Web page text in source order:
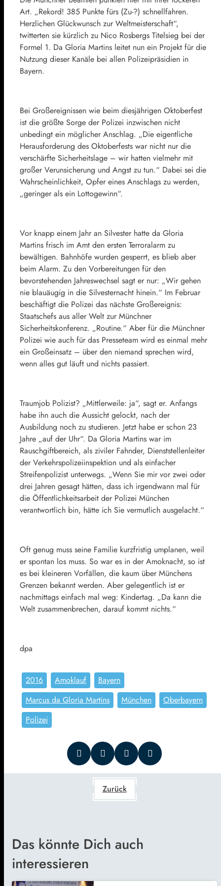
Art. „Rekord! 385 Punkte fürs (Zu-?) schnellfahren.
Herzlichen Glückwunsch zur Weltmeisterschaft“,
twitterten sie kürzlich zu Nico Rosbergs Titelsieg bei der
Formel 1. Da Gloria Martins leitet nun ein Projekt für die
Nutzung dieser Kanäle bei allen Polizeipräsidien in
Bayern.
Bei Großereignissen wie beim diesjährigen Oktoberfest
ist die größte Sorge der Polizei inzwischen nicht
unbedingt ein möglicher Anschlag. „Die eigentliche
Herausforderung des Oktoberfests war nicht nur die
verschärfte Sicherheitslage – wir hatten vielmehr mit
großer Verunsicherung und Angst zu tun.“ Dabei sei die
Wahrscheinlichkeit, Opfer eines Anschlags zu werden,
„geringer als ein Lottogewinn“.
Vor knapp einem Jahr an Silvester hatte da Gloria
Martins frisch im Amt den ersten Terroralarm zu
bewältigen. Bahnhöfe wurden gesperrt, es blieb aber
beim Alarm. Zu den Vorbereitungen für den
bevorstehenden Jahreswechsel sagt er nur: „Wir gehen
nie blauäugig in die Silvesternacht hinein.“ Im Februar
beschäftigt die Polizei das nächste Großereignis:
Staatschefs aus aller Welt zur Münchner
Sicherheitskonferenz. „Routine.“ Aber für die Münchner
Polizei wie auch für das Presseteam wird es einmal mehr
ein Großeinsatz – über den niemand sprechen wird,
wenn alles gut läuft und nichts passiert.
Traumjob Polizist? „Mittlerweile: ja“, sagt er. Anfangs
habe ihn auch die Aussicht gelockt, nach der
Ausbildung noch zu studieren. Jetzt habe er schon 23
Jahre „auf der Uhr“. Da Gloria Martins war im
Rauschgiftbereich, als ziviler Fahnder, Dienststellenleiter
der Verkehrspolizeiinspektion und als einfacher
Streifenpolizist unterwegs. „Wenn Sie mir vor zwei oder
drei Jahren gesagt hätten, dass ich irgendwann mal für
die Öffentlichkeitsarbeit der Polizei München
verantwortlich bin, hätte ich Sie vermutlich ausgelacht.“
Oft genug muss seine Familie kurzfristig umplanen, weil
er spontan los muss. So war es in der Amoknacht, so ist
es bei kleineren Vorfällen, die kaum über Münchens
Grenzen bekannt werden. Aber gelegentlich ist er
nachmittags einfach mal weg: Kindertag. „Da kann die
Welt zusammenbrechen, darauf kommt nichts.“
dpa
2016 Amoklauf
Bayern
Marcus da Gloria Martins
München
Oberbayern
Polizei
Zurück
Das könnte Dich auch
interessieren